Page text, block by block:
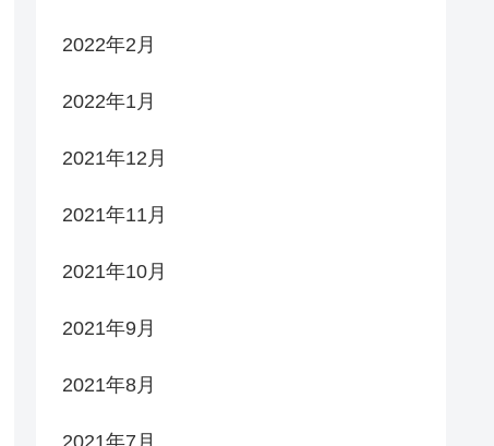
2022年2月
2022年1月
2021年12月
2021年11月
2021年10月
2021年9月
2021年8月
2021年7月